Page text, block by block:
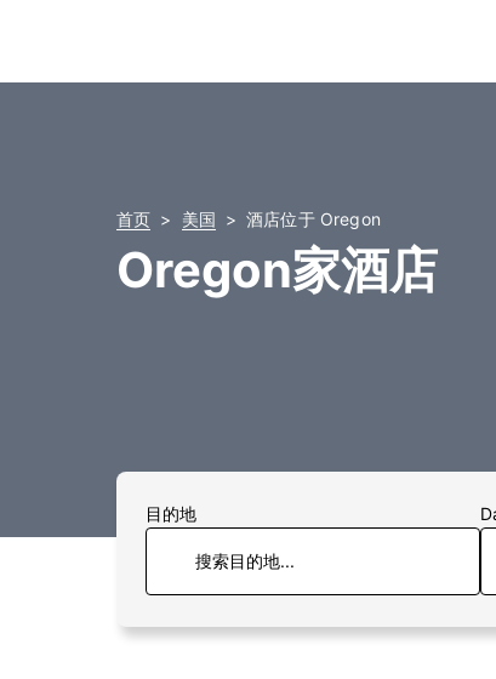
首页 美国 酒店位于 Oregon
Oregon家酒店
目的地